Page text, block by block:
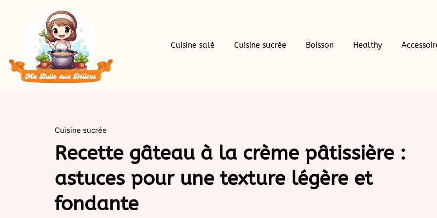
Cuisine salé Cuisine sucrée Boisson Healthy
Cuisine sucrée
Recette gâteau à la crème pâtissière :
astuces pour une texture légère et
fondante